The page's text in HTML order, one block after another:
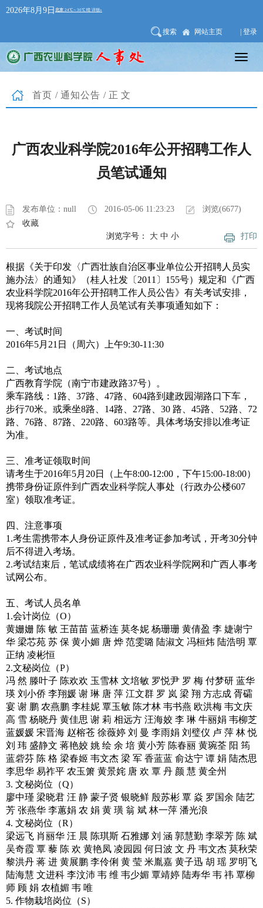
2026年8月9日
搜索 网站主页 | 登录
首页 / 通知公告 /正文
广西农业科学院2016年公开招聘工作人
员笔试通知
发布单位：null 2016-05-06 11:23:23
浏览(6677)
收藏
打印
浏览字号： 大 中 小
根据《关于印发〈广西壮族自治区事业单位公开招聘人员实
施办法〉的通知》（桂人社发〔2011〕155号）规定和《广西
农业科学院2016年公开招聘工作人员公告》有关考试安排，
现将我院公开招聘工作人员笔试有关事项通知如下：
一、考试时间
2016年5月21日（周六）上午9:30-11:30
二、考试地点
广西教育学院（南宁市建政路37号）。
乘车路线：1路、37路、47路、604路到建政园湖路口下车，
步行70米。或乘坐8路、14路、27路、30 路、45路、52路、72
路、76路、87路、220路、603路等。具体考场安排以准考证
为准。
三、准考证领取时间
请考生于2016年5月20日（上午8:00-12:00，下午15:00-18:00）
携带身份证原件到广西农业科学院人事处（行政办公楼607
室）领取准考证。
四、注意事项
1.考生需携带本人身份证原件及准考证参加考试，开考30分钟
后不得进入考场。
2.考试结束后，笔试成绩将在广西农业科学院网和广西人事考
试网公布。
五、考试人员名单
1.会计岗位（O）
黄姗姗 陈 敏 王苗苗 蓝桥连 莫冬妮 杨珊珊 黄倩盈 李 婕谢宁
华 梁芯苑 苏 保 黄小媚 唐 烨 范雯璐 陆淑文 冯桓炜 陆浩明 覃
正纳 凌彬恒
2.文秘岗位（P）
冯 然 滕叶子 陈欢欢 玉雪林 文培敏 罗悦尹 罗 梅 付梦研 蓝华
瑛 刘小侨 李翔媛 谢 琳 唐 萍 江文群 罗 岚 梁 翔 方志成 胥礵
宴 谢 鹏 农燕鹏 李桂妮 覃玉敏 陈才林 韦书燕 欧洪梅 韦文庆
高 雪 杨晓丹 黄佳思 谢 莉 相远方 汪海姣 李 琳 牛丽娟 韦柳芝
蓝媛媛 宋晋海 赵榕苍 徐薇婷 刘 曼 李雨娟 刘璧仪 卢 萍 林 悦
刘 玮 盛静文 蒋艳姣 姚 绘 余 培 黄小芳 陈春丽 黄琬荃 阳 筠
蓝砦芬 陈 格 梁春姬 韦文杰 梁 军 香蓝蓝 俞达宁 谭 娟 陆杰思
李思华 易祚平 农玉箫 黄景姹 唐 欢 覃 丹 颜 慧 黄全州
3. 文秘岗位（Q）
廖中瑾 梁晓君 汪 静 蒙子贤 银晓鲜 殷苏彬 覃 焱 罗国余 陆艺
芳 张燕华 李蕙娟 农 娟 黄 璜 翁 斌 林一萍 潘光浪
4. 文秘岗位（R）
梁远飞 肖丽华 汪 晨 陈琪斯 石雅娜 刘 涵 郭慧勤 李翠芳 陈 斌
吴奇霞 覃 藜 陈 欢 黄艳凤 凌园园 何日波 文 丹 韦文杰 莫秋荣
黎洪丹 蒋 进 黄展鹏 李伶俐 黄 莹 米胤嘉 黄子迅 胡 瑶 罗明飞
陆海慧 文进科 李汶沛 韦 维 韦少媚 覃靖婷 陆寿华 韦 祎 覃柳
师 顾 娟 农植媚 韦 唯
5. 作物栽培岗位（S）